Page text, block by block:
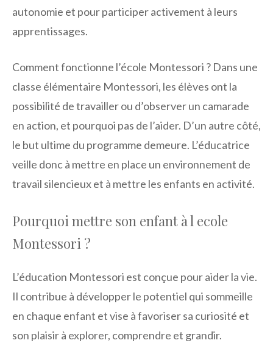
autonomie et pour participer activement à leurs
apprentissages.
Comment fonctionne l’école Montessori ? Dans une
classe élémentaire Montessori, les élèves ont la
possibilité de travailler ou d’observer un camarade
en action, et pourquoi pas de l’aider. D’un autre côté,
le but ultime du programme demeure. L’éducatrice
veille donc à mettre en place un environnement de
travail silencieux et à mettre les enfants en activité.
Pourquoi mettre son enfant à l ecole
Montessori ?
L’éducation Montessori est conçue pour aider la vie.
Il contribue à développer le potentiel qui sommeille
en chaque enfant et vise à favoriser sa curiosité et
son plaisir à explorer, comprendre et grandir.